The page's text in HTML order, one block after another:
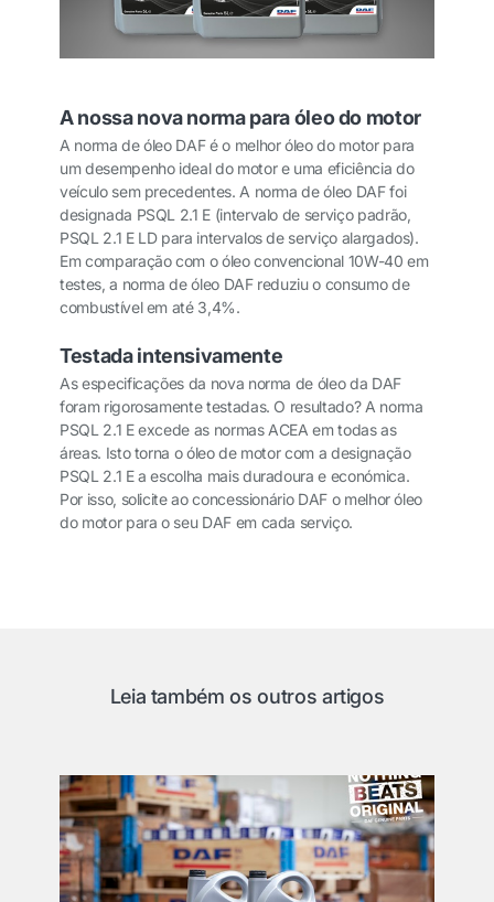
A nossa nova norma para óleo do motor
A norma de óleo DAF é o melhor óleo do motor para
um desempenho ideal do motor e uma eficiência do
veículo sem precedentes. A norma de óleo DAF foi
designada PSQL 2.1 E (intervalo de serviço padrão,
PSQL 2.1 E LD para intervalos de serviço alargados).
Em comparação com o óleo convencional 10W-40 em
testes, a norma de óleo DAF reduziu o consumo de
combustível em até 3,4%.
Testada intensivamente
As especificações da nova norma de óleo da DAF
foram rigorosamente testadas. O resultado? A norma
PSQL 2.1 E excede as normas ACEA em todas as
áreas. Isto torna o óleo de motor com a designação
PSQL 2.1 E a escolha mais duradoura e económica.
Por isso, solicite ao concessionário DAF o melhor óleo
do motor para o seu DAF em cada serviço.
Leia também os outros artigos